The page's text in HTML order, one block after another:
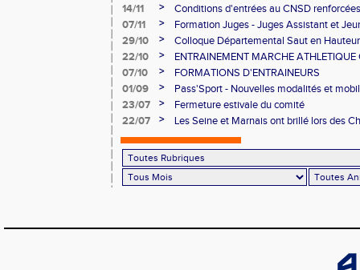
14/11
>
Conditions d'entrées au CNSD renforcées
07/11
>
Formation Juges - Juges Assistant et
29/10
>
Colloque Départemental Saut en Hauteur
22/10
>
ENTRAINEMENT MARCHE
NOVEMBRE AU CNSD
07/10 >
FORMATIONS D'ENTRAINEURS
01/09
>
Pass'Sport - Nouvelles modalités et
23/07
>
Fermeture estivale du comité
22/07
>
Les Seine et Marnais ont brillé lors des